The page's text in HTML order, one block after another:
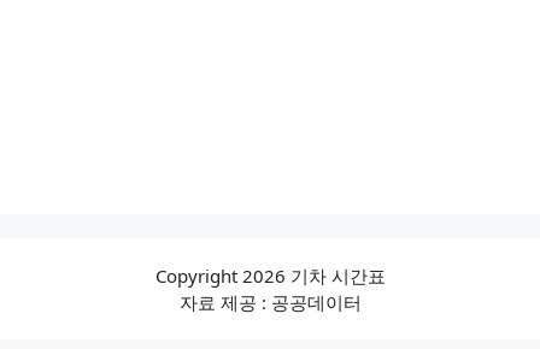
Copyright 2026 기차 시간표
자료 제공 : 공공데이터